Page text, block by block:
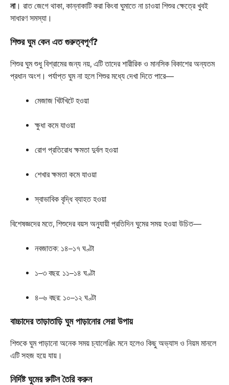
না। রাত জেগে থাকা, কান্নাকাটি করা কিংবা ঘুমাতে না চাওয়া শিশুর ক্ষেত্রে খুবই
সাধারণ সমস্যা।
শিশুর ঘুম কেন এত গুরুত্বপূর্ণ?
শিশুর ঘুম শুধু বিশ্রামের জন্য নয়, এটি তাদের শারীরিক ও মানসিক বিকাশের অন্যতম
প্রধান অংশ। পর্যাপ্ত ঘুম না হলে শিশুর মধ্যে দেখা দিতে পারে—
মেজাজ খিটখিটে হওয়া
ক্ষুধা কমে যাওয়া
রোগ প্রতিরোধ ক্ষমতা দুর্বল হওয়া
শেখার ক্ষমতা কমে যাওয়া
স্বাভাবিক বৃদ্ধি ব্যাহত হওয়া
বিশেষজ্ঞদের মতে, শিশুদের বয়স অনুযায়ী প্রতিদিন ঘুমের সময় হওয়া উচিত—
নবজাতক: ১৪–১৭ ঘণ্টা
১–৩ বছর: ১১–১৪ ঘণ্টা
৪–৬ বছর: ১০–১২ ঘণ্টা
বাচ্চাদের তাড়াতাড়ি ঘুম পাড়ানোর সেরা উপায়
শিশুকে ঘুম পাড়ানো অনেক সময় চ্যালেঞ্জিং মনে হলেও কিছু অভ্যাস ও নিয়ম মানলে
এটি সহজ হয়ে যায়।
নির্দিষ্ট ঘুমের রুটিন তৈরি করুন